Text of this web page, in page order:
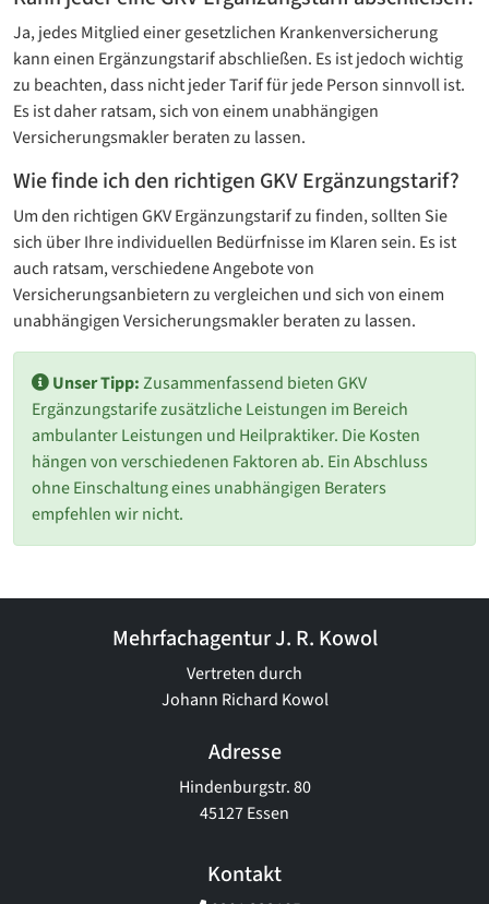
Ja, jedes Mitglied einer gesetzlichen Krankenversicherung
kann einen Ergänzungstarif abschließen. Es ist jedoch wichtig
zu beachten, dass nicht jeder Tarif für jede Person sinnvoll ist.
Es ist daher ratsam, sich von einem unabhängigen
Versicherungsmakler beraten zu lassen.
Wie finde ich den richtigen GKV Ergänzungstarif?
Um den richtigen GKV Ergänzungstarif zu finden, sollten Sie
sich über Ihre individuellen Bedürfnisse im Klaren sein. Es ist
auch ratsam, verschiedene Angebote von
Versicherungsanbietern zu vergleichen und sich von einem
unabhängigen Versicherungsmakler beraten zu lassen.
Unser Tipp:Zusammenfassend bieten GKV
Ergänzungstarife zusätzliche Leistungen im Bereich
ambulanter Leistungen und Heilpraktiker. Die Kosten
hängen von verschiedenen Faktoren ab. Ein Abschluss
ohne Einschaltung eines unabhängigen Beraters
empfehlen wir nicht.
Mehrfachagentur J. R. Kowol
Vertreten durch
Johann Richard Kowol
Adresse
Hindenburgstr. 80
45127 Essen
Kontakt